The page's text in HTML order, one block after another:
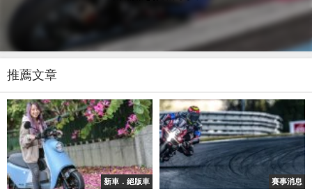
推薦文章
新車．絕版車 賽事消息